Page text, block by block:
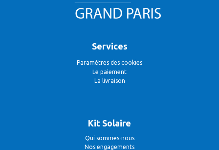
Services
Paramètres des cookies
Le paiement
La livraison
Kit Solaire
Qui sommes-nous
Nos engagements